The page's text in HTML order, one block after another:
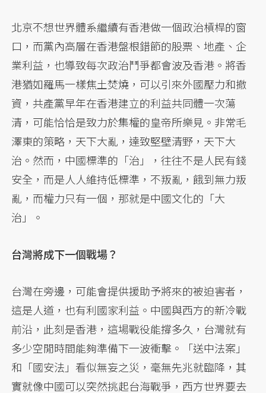
北京不想世界體系繼續有香港做一個政治槓桿的窗
口，而黨內高層在香港盤根錯節的股票、地產、企
業利益，也導致每次政治鬥爭都會波及香港。將香
港猶如羅馬一樣焦土焚燒，可以引來外國壓力和撤
資，共產黨早年在香港建立的利益共同體一次蕩
清，可能恰恰是致力於集權的皇帝所樂見。非常毛
澤東的策略，天下大亂，達致堅壁清野，天下大
治。然而，中國標準的「治」，往往不是人民有錢
安全，而是人人維持低標準，不叛亂，餓到無力叛
亂，而權力只有一個，那就是中國文化的「大
治」。
台灣將成下一個戰場？
台灣在旁邊，可能會提供援助予將來的被迫害者，
這是人道，也有利國家利益。中國與西方的新冷戰
前沿，此刻是香港，這場戰役能撐多久，台灣就有
多少空閒時間能夠準備下一波衝擊。「送中法案」
和「國安法」看似無妄之災，毫無先兆就臨降，其
實就像中國可以突然挑起台海戰爭，西方世界要去